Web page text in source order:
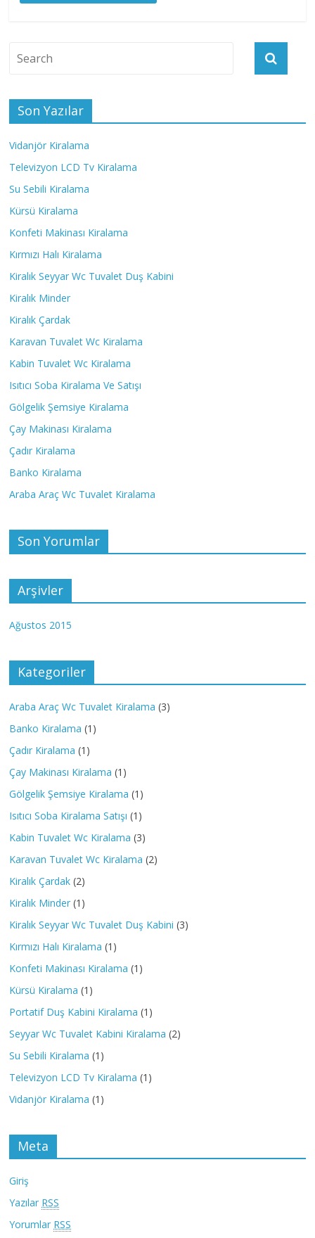
Son Yazılar
Vidanjör Kiralama
Televizyon LCD Tv Kiralama
Su Sebili Kiralama
Kürsü Kiralama
Konfeti Makinası Kiralama
Kırmızı Halı Kiralama
Kiralık Seyyar Wc Tuvalet Duş Kabini
Kiralık Minder
Kiralık Çardak
Karavan Tuvalet Wc Kiralama
Kabin Tuvalet Wc Kiralama
Isıtıcı Soba Kiralama Ve Satışı
Gölgelik Şemsiye Kiralama
Çay Makinası Kiralama
Çadır Kiralama
Banko Kiralama
Araba Araç Wc Tuvalet Kiralama
Son Yorumlar
Arşivler
Ağustos 2015
Kategoriler
Araba Araç Wc Tuvalet Kiralama (3)
Banko Kiralama (1)
Çadır Kiralama (1)
Çay Makinası Kiralama (1)
Gölgelik Şemsiye Kiralama (1)
Isıtıcı Soba Kiralama Satışı (1)
Kabin Tuvalet Wc Kiralama (3)
Karavan Tuvalet Wc Kiralama (2)
Kiralık Çardak (2)
Kiralık Minder (1)
Kiralık Seyyar Wc Tuvalet Duş Kabini (3)
Kırmızı Halı Kiralama (1)
Konfeti Makinası Kiralama (1)
Kürsü Kiralama (1)
Portatif Duş Kabini Kiralama (1)
Seyyar Wc Tuvalet Kabini Kiralama (2)
Su Sebili Kiralama (1)
Televizyon LCD Tv Kiralama (1)
Vidanjör Kiralama (1)
Meta
Giriş
Yazılar RSS
Yorumlar RSS